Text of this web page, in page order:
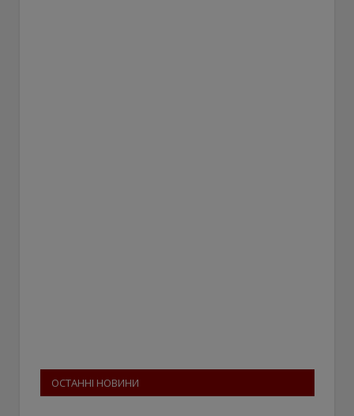
ОСТАННІ НОВИНИ